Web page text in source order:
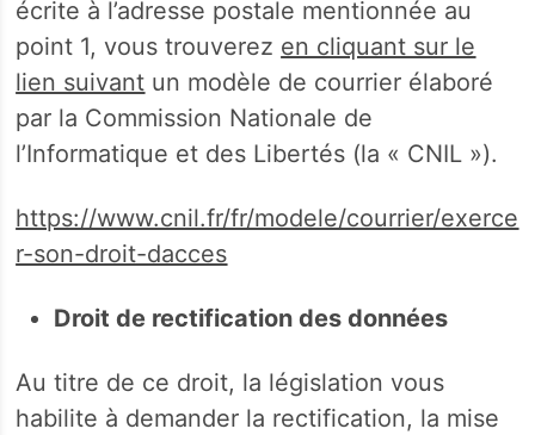
écrite à l’adresse postale mentionnée au
point 1, vous trouverez en cliquant sur le
lien suivant un modèle de courrier élaboré
par la Commission Nationale de
l’Informatique et des Libertés (la « CNIL »).
https://www.cnil.fr/fr/modele/courrier/exerce
r-son-droit-dacces
Droit de rectification des données
Au titre de ce droit, la législation vous
habilite à demander la rectification, la mise